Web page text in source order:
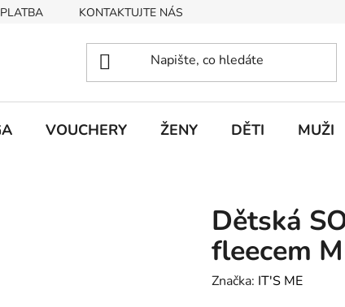
KONTAKTUJTE NÁS
VOUCHERY ŽENY DĚTI MUŽI
Dětská
fleecem
Značka: IT'S ME